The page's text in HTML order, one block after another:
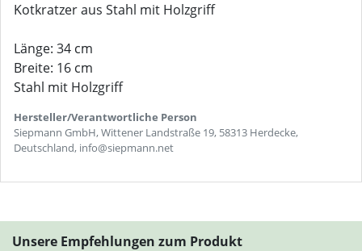
Kotkratzer aus Stahl mit Holzgriff
Länge: 34 cm
Breite: 16 cm
Stahl mit Holzgriff
Hersteller/Verantwortliche Person
Siepmann GmbH, Wittener Landstraße 19, 58313 Herdecke,
Deutschland, info@siepmann.net
Unsere Empfehlungen zum Produkt